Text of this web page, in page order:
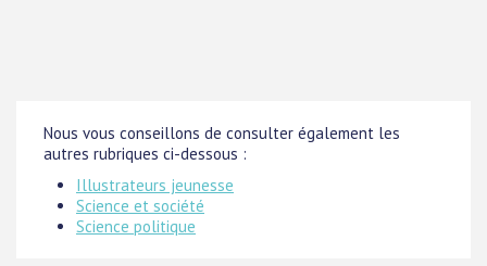
Nous vous conseillons de consulter également les
autres rubriques ci-dessous :
Illustrateurs jeunesse
Science et société
Science politique